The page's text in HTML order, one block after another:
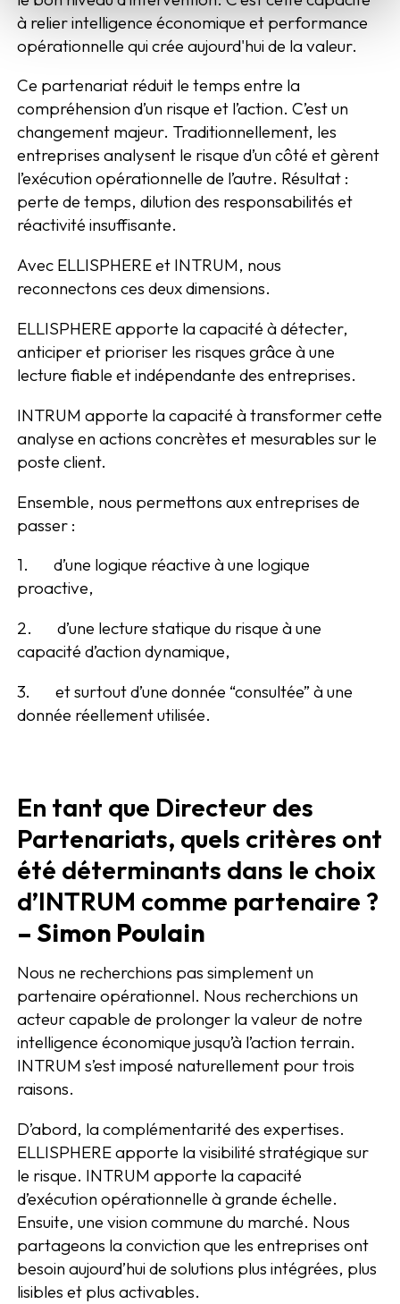
à relier intelligence économique et performance
opérationnelle qui crée aujourd'hui de la valeur.
Ce partenariat réduit le temps entre la
compréhension d’un risque et l’action. C’est un
changement majeur. Traditionnellement, les
entreprises analysent le risque d’un côté et gèrent
l’exécution opérationnelle de l’autre. Résultat :
perte de temps, dilution des responsabilités et
réactivité insuffisante.
Avec ELLISPHERE et INTRUM, nous
reconnectons ces deux dimensions.
ELLISPHERE apporte la capacité à détecter,
anticiper et prioriser les risques grâce à une
lecture fiable et indépendante des entreprises.
INTRUM apporte la capacité à transformer cette
analyse en actions concrètes et mesurables sur le
poste client.
Ensemble, nous permettons aux entreprises de
passer :
1. d’une logique réactive à une logique
proactive,
2. d’une lecture statique du risque à une
capacité d’action dynamique,
3. et surtout d’une donnée “consultée” à une
donnée réellement utilisée.
En tant que Directeur des
Partenariats, quels critères ont
été déterminants dans le choix
d’INTRUM comme partenaire ?
– Simon Poulain
Nous ne recherchions pas simplement un
partenaire opérationnel. Nous recherchions un
acteur capable de prolonger la valeur de notre
intelligence économique jusqu’à l’action terrain.
INTRUM s’est imposé naturellement pour trois
raisons.
D’abord, la complémentarité des expertises.
ELLISPHERE apporte la visibilité stratégique sur
le risque. INTRUM apporte la capacité
d’exécution opérationnelle à grande échelle.
Ensuite, une vision commune du marché. Nous
partageons la conviction que les entreprises ont
besoin aujourd’hui de solutions plus intégrées, plus
lisibles et plus activables.